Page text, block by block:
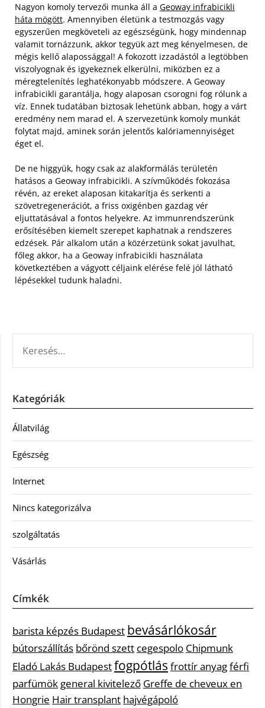
Nagyon komoly tervezői munka áll a Geoway infrabicikli
háta mögött. Amennyiben életünk a testmozgás vagy
egyszerűen megköveteli az egészségünk, hogy mindennap
valamit tornázzunk, akkor tegyük azt meg kényelmesen, de
mégis kellő alapossággal! A fokozott izzadástól a legtöbben
viszolyognak és igyekeznek elkerülni, miközben ez a
méregtelenítés leghatékonyabb módszere. A Geoway
infrabicikli garantálja, hogy alaposan csorogni fog rólunk a
víz. Ennek tudatában biztosak lehetünk abban, hogy a várt
eredmény nem marad el. A szervezetünk komoly munkát
folytat majd, aminek során jelentős kalóriamennyiséget
éget el.
De ne higgyük, hogy csak az alakformálás területén
hatásos a Geoway infrabicikli. A szívműködés fokozása
révén, az ereket alaposan kitakarítja és serkenti a
szövetregenerációt, a friss oxigénben gazdag vér
eljuttatásával a fontos helyekre. Az immunrendszerünk
erősítésében kiemelt szerepet kaphatnak a rendszeres
edzések. Pár alkalom után a közérzetünk sokat javulhat,
főleg akkor, ha a Geoway infrabicikli használata
következtében a vágyott céljaink elérése felé jól látható
lépésekkel tudunk haladni.
Kategóriák
Állatvilág
Egészség
Internet
Nincs kategorizálva
szolgáltatás
Vásárlás
Címkék
barista képzés Budapest bevásárlókosár
bútorszállítás bőrönd szett cegespolo Chipmunk
Eladó Lakás Budapestfogpótlás frottír anyagférfi
parfümök general kivitelező Greffe de cheveux en
Hongrie Hair transplant hajvégápoló